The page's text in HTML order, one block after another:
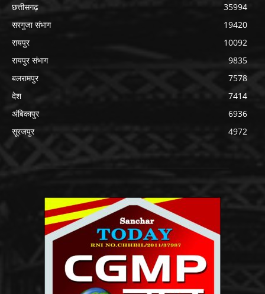
छत्तीसगढ़
35994
सरगुजा संभाग
19420
रायपुर
10092
रायपुर संभाग
9835
बलरामपुर
7578
देश
7414
अंबिकापुर
6936
सूरजपुर
4972